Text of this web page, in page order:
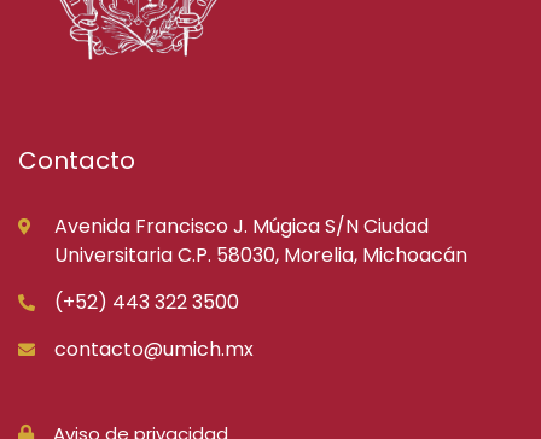
Contacto
Avenida Francisco J. Múgica S/N Ciudad
Universitaria C.P. 58030, Morelia, Michoacán
(+52) 443 322 3500
contacto@umich.mx